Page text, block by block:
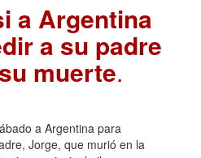
a Argentina
a su padre
muerte.
a Argentina para
Jorge, que murió en la